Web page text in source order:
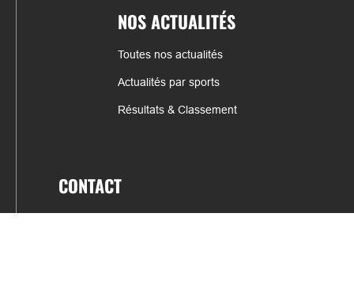
NOS ACTUALITÉS
Toutes nos actualités
Actualités par sports
Résultats & Classement
CONTACT